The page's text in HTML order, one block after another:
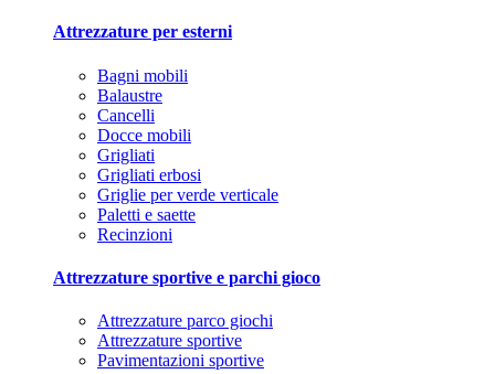
Attrezzature per esterni
Bagni mobili
Balaustre
Cancelli
Docce mobili
Grigliati
Grigliati erbosi
Griglie per verde verticale
Paletti e saette
Recinzioni
Attrezzature sportive e parchi gioco
Attrezzature parco giochi
Attrezzature sportive
Pavimentazioni sportive